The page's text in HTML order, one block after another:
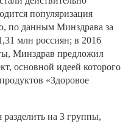
популяризация
по данным Минздрава за
млн россиян; в 2016
Минздрав предложил
основной идеей которого
«Здоровое
на 3 группы,